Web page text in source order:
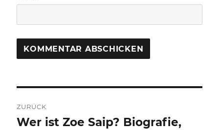
ZURÜCK
Vorheriger
Wer ist Zoe Saip? Biografie,